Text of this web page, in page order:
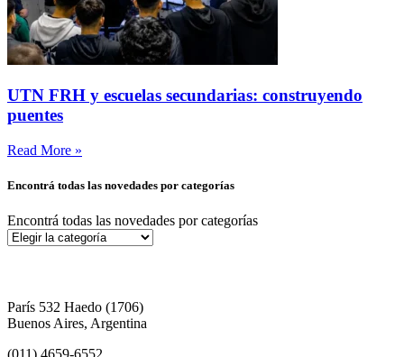
UTN FRH y escuelas secundarias: construyendo
puentes
Read More »
Encontrá todas las novedades por categorías
Encontrá todas las novedades por categorías
París 532 Haedo (1706)
Buenos Aires, Argentina
(011) 4659-6552